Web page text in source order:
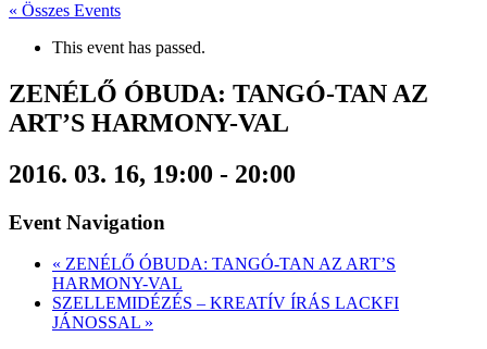
« Összes Events
This event has passed.
ZENÉLŐ ÓBUDA: TANGÓ-TAN AZ
ART’S HARMONY-VAL
2016. 03. 16, 19:00 - 20:00
Event Navigation
« ZENÉLŐ ÓBUDA: TANGÓ-TAN AZ ART’S
HARMONY-VAL
SZELLEMIDÉZÉS – KREATÍV ÍRÁS LACKFI
JÁNOSSAL »